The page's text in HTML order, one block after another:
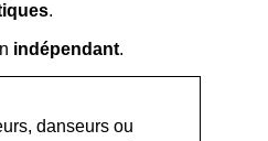
.
indépendant.
danseurs ou